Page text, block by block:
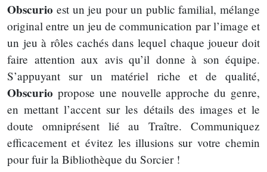
Obscurio est un jeu pour un public familial, mélange
original entre un jeu de communication par l’image et
un jeu à rôles cachés dans lequel chaque joueur doit
faire attention aux avis qu’il donne à son équipe.
S’appuyant sur un matériel riche et de qualité,
Obscurio propose une nouvelle approche du genre,
en mettant l’accent sur les détails des images et le
doute omniprésent lié au Traître. Communiquez
efficacement et évitez les illusions sur votre chemin
pour fuir la Bibliothèque du Sorcier !